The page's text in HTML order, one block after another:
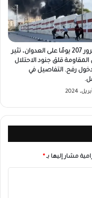
بعد مرور 207 يومًا على العدوان، تثير
المقاومة قلق جنود الاحتلال
رفح. التفاصيل في
مشار إليها بـ*